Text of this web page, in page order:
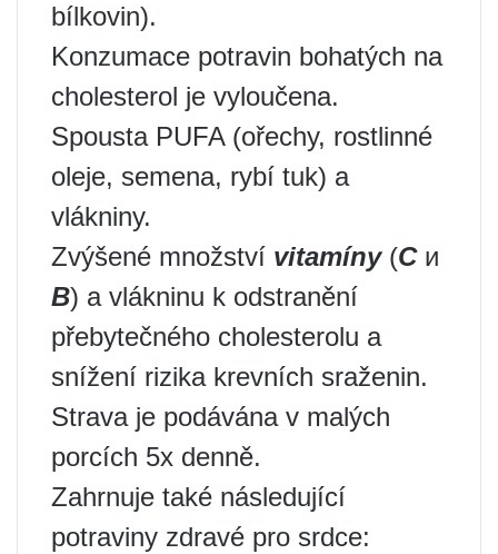
bílkovin).
Konzumace potravin bohatých na
cholesterol je vyloučena.
Spousta PUFA (ořechy, rostlinné
oleje, semena, rybí tuk) a
vlákniny.
Zvýšené množství vitamíny(Си
В) a vlákninu k odstranění
přebytečného cholesterolu a
snížení rizika krevních sraženin.
Strava je podávána v malých
porcích 5x denně.
Zahrnuje také následující
potraviny zdravé pro srdce: